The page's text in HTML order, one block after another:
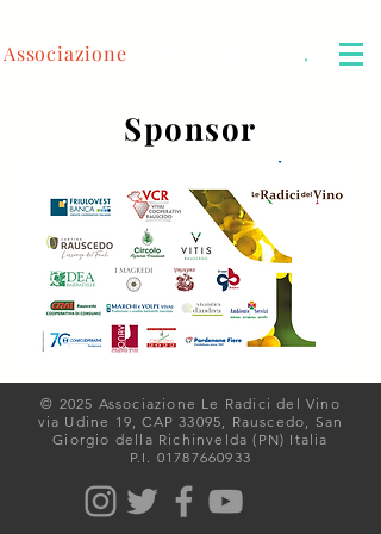
Associazione .
Sponsor
© 2025 Associazione Le Radici del Vino
via Udine 19, CAP 33095, Rauscedo, San
Giorgio della Richinvelda (PN) Italia
P.I. 01787660933